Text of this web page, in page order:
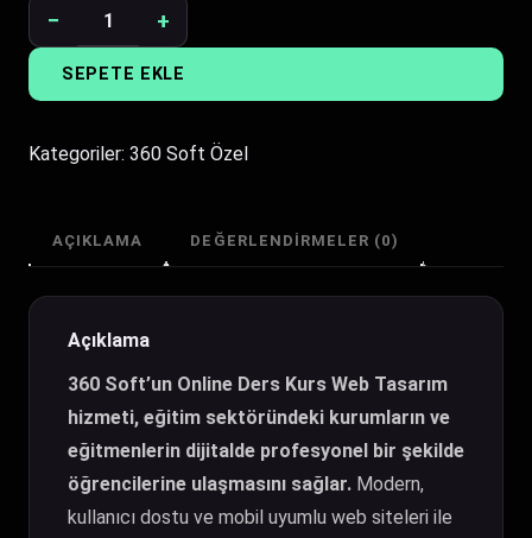
Online
Ders
Kurs
Tasarım
− +
SEPETE EKLE
Kategoriler: 360 Soft Özel
AÇIKLAMA DEĞERLENDIRMELER (0)
Açıklama
360 Soft’un Online Ders Kurs Web Tasarım
hizmeti, eğitim sektöründeki kurumların ve
eğitmenlerin dijitalde profesyonel bir şekilde
öğrencilerine ulaşmasını sağlar. Modern,
kullanıcı dostu ve mobil uyumlu web siteleri ile